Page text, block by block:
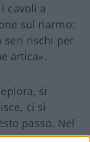
cavoli a
sul riarmo:
seri rischi per
artica».
si
ci si
passo. Nel